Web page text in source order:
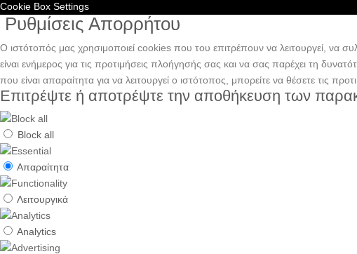
Cookie Box Settings
Ρυθμίσεις Απορρήτου
Ο ιστότοπός μας χρησιμοποιεί cookies που του επιτρέπουν να λειτουργεί, να
είναι ενήμερος για τις προτιμήσεις πλοήγησής σας και να σας παρέχει τη
που είναι απαραίτητα για να λειτουργεί ο ιστότοπος, μπορείτε να θέσετε τις
Επιτρέψτε ή αποτρέψτε την αποθήκευση των
Block all
Απαραίτητα
Λειτουργικά
Analytics